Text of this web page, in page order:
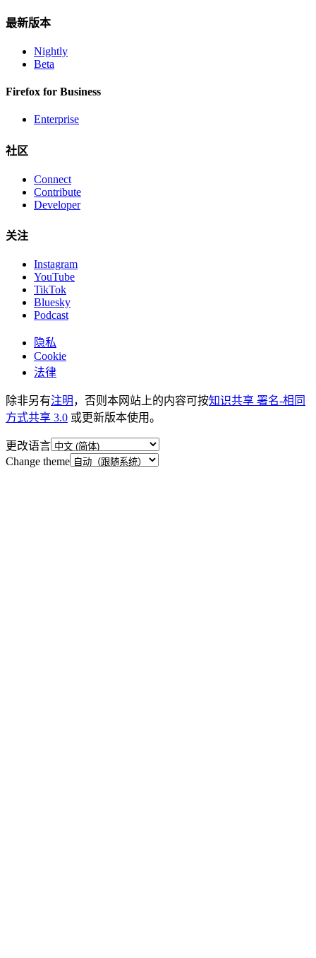
最新版本
Nightly
Beta
Firefox for Business
Enterprise
社区
Connect
Contribute
Developer
关注
Instagram
YouTube
TikTok
Bluesky
Podcast
隐私
Cookie
法律
除非另有注明 ，否则本网站上的内容可按知识共享 署名-相同
方式共享 3.0 或更新版本使用。
更改语言
Change theme